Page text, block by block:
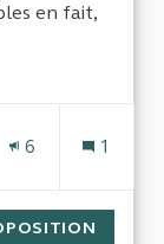
en fait,
Rhône-
6 1